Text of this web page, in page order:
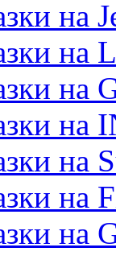
на
на
на
на
на
на
на